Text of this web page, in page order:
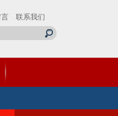
联系我们